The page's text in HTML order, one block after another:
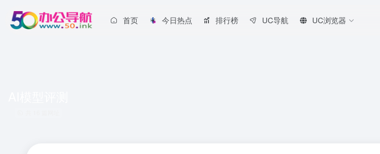
首页 今日热点 排行榜 UC导航 UC浏览器